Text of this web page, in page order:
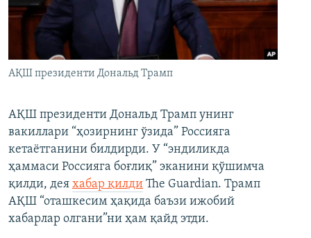
АҚШ президенти Дональд Трамп
АҚШ президенти Дональд Трамп унинг
вакиллари “ҳозирнинг ўзида” Россияга
кетаётганини билдирди. У “эндиликда
ҳаммаси Россияга боғлиқ” эканини қўшимча
қилди, дея хабар қилди The Guardian. Трамп
АҚШ “оташкесим ҳақида баъзи ижобий
хабарлар олгани”ни ҳам қайд этди.